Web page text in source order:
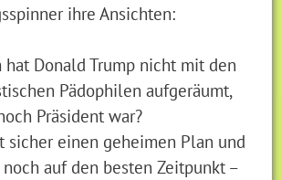
ihre Ansichten:
hat Donald Trump nicht mit den
Pädophilen aufgeräumt,
Präsident war?
sicher einen geheimen Plan und
auf den besten Zeitpunkt –